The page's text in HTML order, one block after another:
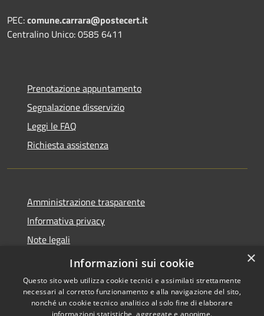
PEC:comune.carrara@postecert.it
Centralino Unico: 0585 6411
Prenotazione appuntamento
Segnalazione disservizio
Leggi le FAQ
Richiesta assistenza
Amministrazione trasparente
Informativa privacy
Note legali
Dichiarazione di accessibilità
×
Informazioni sui cookie
Questo sito web utilizza cookie tecnici e assimilati strettamente
necessari al corretto funzionamento e alla navigazione del sito,
nonché un cookie tecnico analitico al solo fine di elaborare
informazioni statistiche, aggregate e anonime.